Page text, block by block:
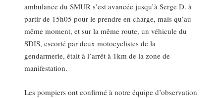
ambulance du SMUR s’est avancée jusqu’à Serge D. à
partir de 15h05 pour le prendre en charge, mais qu’au
même moment, et sur la même route, un véhicule du
SDIS, escorté par deux motocyclistes de la
gendarmerie, était à l’arrêt à 1km de la zone de
manifestation.
Les pompiers ont confirmé à notre équipe d’observation